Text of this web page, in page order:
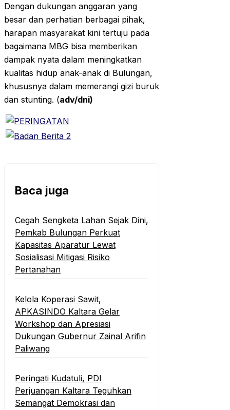
Dengan dukungan anggaran yang
besar dan perhatian berbagai pihak,
harapan masyarakat kini tertuju pada
bagaimana MBG bisa memberikan
dampak nyata dalam meningkatkan
kualitas hidup anak-anak di Bulungan,
khususnya dalam memerangi gizi buruk
dan stunting. (adv/dni)
Baca juga
Cegah Sengketa Lahan Sejak Dini,
Pemkab Bulungan Perkuat
Kapasitas Aparatur Lewat
Sosialisasi Mitigasi Risiko
Pertanahan
Kelola Koperasi Sawit,
APKASINDO Kaltara Gelar
Workshop dan Apresiasi
Dukungan Gubernur Zainal Arifin
Paliwang
Peringati Kudatuli, PDI
Perjuangan Kaltara Teguhkan
Semangat Demokrasi dan